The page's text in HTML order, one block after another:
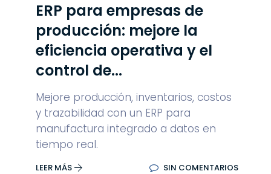
ERP para empresas de
producción: mejore la
eficiencia operativa y el
control de...
Mejore producción, inventarios, costos
y trazabilidad con un ERP para
manufactura integrado a datos en
tiempo real.
LEER MÁS SIN COMENTARIOS